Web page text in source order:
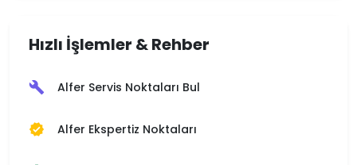
Hızlı İşlemler & Rehber
build Alfer Servis Noktaları Bul
verified Alfer Ekspertiz Noktaları